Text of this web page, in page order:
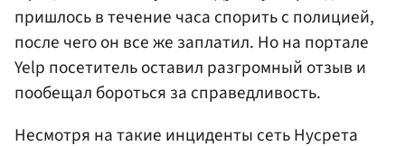
пришлось в течение часа спорить с полицией,
после чего он все же заплатил. Но на портале
Yelp посетитель оставил разгромный отзыв и
пообещал бороться за справедливость.
Несмотря на такие инциденты сеть Нусрета